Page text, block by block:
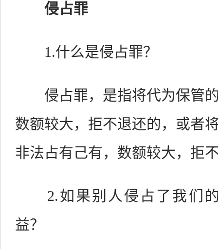
侵占罪
1.什么是侵占罪？
侵占罪，是指将代为保管的
数额较大，拒不退还的，或者
非法占有己有，数额较大，拒
2.如果别人侵占了我们的
益？